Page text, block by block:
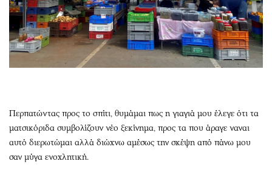
Περπατώντας προς το σπίτι, θυμάμαι πως η γιαγιά μου έλεγε ότι τα
ματσικόριδα συμβολίζουν νέο ξεκίνημα, προς τα που άραγε ναναι
αυτό διερωτώμαι αλλά διώχνω αμέσως την σκέψη από πάνω μου
σαν μύγα ενοχλητική.